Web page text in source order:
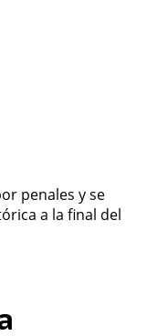
penales y se
a la final del